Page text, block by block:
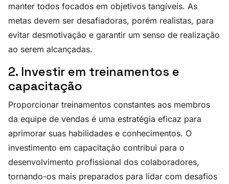
manter todos focados em objetivos tangíveis. As
metas devem ser desafiadoras, porém realistas, para
evitar desmotivação e garantir um senso de realização
ao serem alcançadas.
2. Investir em treinamentos e
capacitação
Proporcionar treinamentos constantes aos membros
da equipe de vendas é uma estratégia eficaz para
aprimorar suas habilidades e conhecimentos. O
investimento em capacitação contribui para o
desenvolvimento profissional dos colaboradores,
tornando-os mais preparados para lidar com desafios